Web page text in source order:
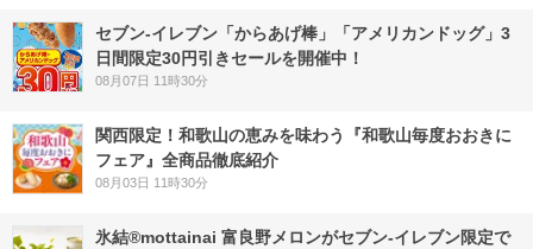
セブン‐イレブン「からあげ棒」「アメリカンドッグ」3
日間限定30円引きセールを開催中！
08月07日 11時30分
関西限定！和歌山の恵みを味わう『和歌山毎度おおきに
フェア』全商品徹底紹介
08月03日 11時30分
氷結®mottainai 富良野メロンがセブン‐イレブン限定で